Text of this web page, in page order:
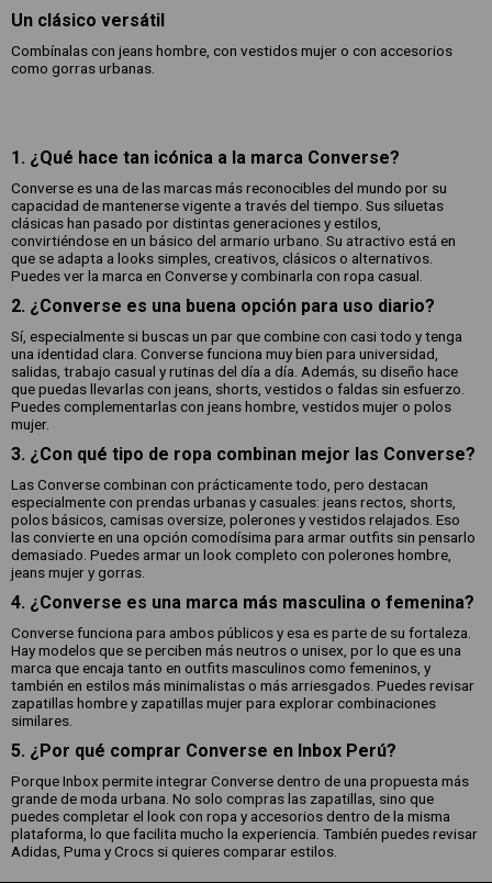
Un clásico versátil
Combínalas con jeans hombre, con vestidos mujer o con accesorios
como gorras urbanas.
1. ¿Qué hace tan icónica a la marca Converse?
Converse es una de las marcas más reconocibles del mundo por su
capacidad de mantenerse vigente a través del tiempo. Sus siluetas
clásicas han pasado por distintas generaciones y estilos,
convirtiéndose en un básico del armario urbano. Su atractivo está en
que se adapta a looks simples, creativos, clásicos o alternativos.
Puedes ver la marca en Converse y combinarla con ropa casual.
2. ¿Converse es una buena opción para uso diario?
Sí, especialmente si buscas un par que combine con casi todo y tenga
una identidad clara. Converse funciona muy bien para universidad,
salidas, trabajo casual y rutinas del día a día. Además, su diseño hace
que puedas llevarlas con jeans, shorts, vestidos o faldas sin esfuerzo.
Puedes complementarlas con jeans hombre, vestidos mujer o polos
mujer.
3. ¿Con qué tipo de ropa combinan mejor las Converse?
Las Converse combinan con prácticamente todo, pero destacan
especialmente con prendas urbanas y casuales: jeans rectos, shorts,
polos básicos, camisas oversize, polerones y vestidos relajados. Eso
las convierte en una opción comodísima para armar outfits sin pensarlo
demasiado. Puedes armar un look completo con polerones hombre,
jeans mujer y gorras.
4. ¿Converse es una marca más masculina o femenina?
Converse funciona para ambos públicos y esa es parte de su fortaleza.
Hay modelos que se perciben más neutros o unisex, por lo que es una
marca que encaja tanto en outfits masculinos como femeninos, y
también en estilos más minimalistas o más arriesgados. Puedes revisar
zapatillas hombre y zapatillas mujer para explorar combinaciones
similares.
5. ¿Por qué comprar Converse en Inbox Perú?
Porque Inbox permite integrar Converse dentro de una propuesta más
grande de moda urbana. No solo compras las zapatillas, sino que
puedes completar el look con ropa y accesorios dentro de la misma
plataforma, lo que facilita mucho la experiencia. También puedes revisar
Adidas, Puma y Crocs si quieres comparar estilos.